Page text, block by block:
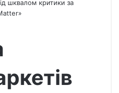
шквалом критики за